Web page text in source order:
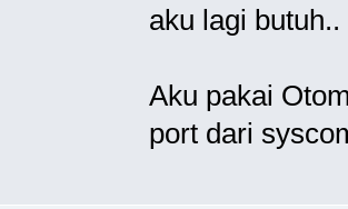
aku lagi butuh..
Aku pakai
port dari